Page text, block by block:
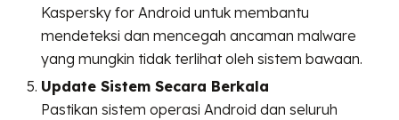
Kaspersky for Android untuk membantu
mendeteksi dan mencegah ancaman malware
yang mungkin tidak terlihat oleh sistem bawaan.
Update Sistem Secara Berkala
Pastikan sistem operasi Android dan seluruh